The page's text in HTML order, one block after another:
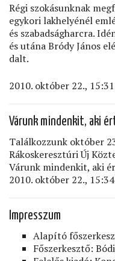
Régi szokásunknak
egykori lakhelyénél
és szabadságharcra.
és utána Bródy János
dalt.
2010. október 22., 15:31
Várunk mindenkit, aki
Találkozzunk október
Rákoskeresztúri Új
Várunk mindenkit, aki
2010. október 22., 15:34
Impresszum
Alapító
Főszerkesztő: